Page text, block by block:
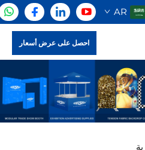
AR
احصل على عرض أسعار